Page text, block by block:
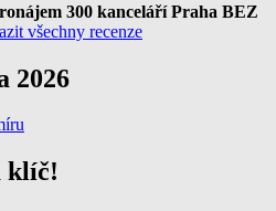
300 kanceláří Praha BEZ
všechny recenze
2026
klíč!